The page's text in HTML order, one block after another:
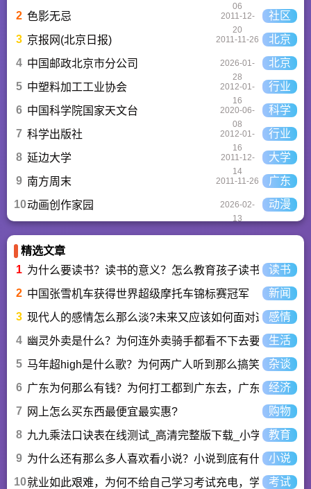
06
2 色影无忌
2011-12-
20
社区
3 京报网(北京日报) 2011-11-26
北京
4 中国邮政北京市分公司
2026-01-
28
北京
5 中塑料加工工业协会
2012-01-
16
行业
6 中国科学院国家天文台
2020-06-
08
科学
7 科学出版社
2012-01-
16
行业
8 延边大学
2011-12-
14
大学
9 南方周末 2011-11-26
广东
10动画创作家园
2026-02-
13
动漫
精选文章
1 为什么要读书？读书的意义？怎么教育孩子读书？读书
2 中国张雪机车获得世界超级摩托车锦标赛冠军
新闻
3 现代人的感情怎么那么淡?未来又应该如何面对这人情淡
感情
4 幽灵外卖是什么？为何连外卖骑手都看不下去要举报？
生活
5 马年超high是什么歌？为何两广人听到那么搞笑？马超
杂谈
6 广东为何那么有钱？为何打工都到广东去，广东连续37年
经济
7
网上怎么买东西最便宜最实惠?
购物
8 九九乘法口诀表在线测试_高清完整版下载_小学数学口算
教育
9 为什么还有那么多人喜欢看小说？小说到底有什么魅力长
小说
10就业如此艰难，为何不给自己学习考试充电，学一技之长
考试